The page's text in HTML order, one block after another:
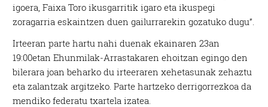
igoera, Faixa Toro ikusgarritik igaro eta ikuspegi
zoragarria eskaintzen duen gailurrarekin gozatuko dugu”.
Irteeran parte hartu nahi duenak ekainaren 23an
19:00etan Ehunmilak-Arrastakaren ehoitzan egingo den
bilerara joan beharko du irteeraren xehetasunak zehaztu
eta zalantzak argitzeko. Parte hartzeko derrigorrezkoa da
mendiko federatu txartela izatea.